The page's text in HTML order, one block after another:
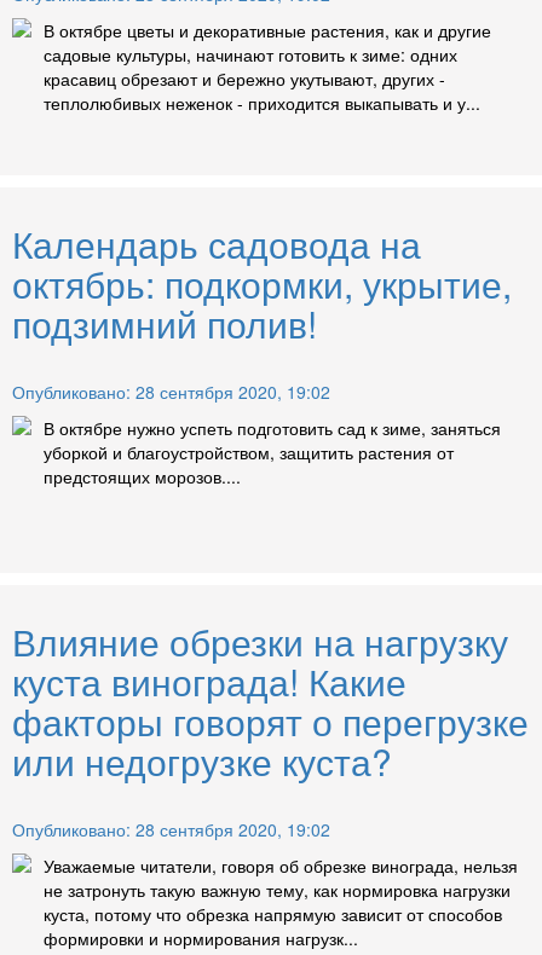
В октябре цветы и декоративные растения, как и другие
садовые культуры, начинают готовить к зиме: одних
красавиц обрезают и бережно укутывают, других -
теплолюбивых неженок - приходится выкапывать и у...
Календарь садовода на
октябрь: подкормки, укрытие,
подзимний полив!
Опубликовано: 28 сентября 2020, 19:02
В октябре нужно успеть подготовить сад к зиме, заняться
уборкой и благоустройством, защитить растения от
предстоящих морозов....
Влияние обрезки на нагрузку
куста винограда! Какие
факторы говорят о перегрузке
или недогрузке куста?
Опубликовано: 28 сентября 2020, 19:02
Уважаемые читатели, говоря об обрезке винограда, нельзя
не затронуть такую важную тему, как нормировка нагрузки
куста, потому что обрезка напрямую зависит от способов
формировки и нормирования нагрузк...